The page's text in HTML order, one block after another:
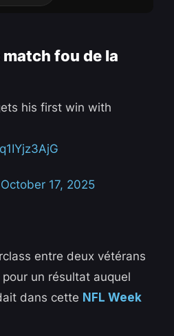
match fou de la
his first win with
October 17, 2025
entre deux vétérans
un résultat auquel
dans cette NFL Week